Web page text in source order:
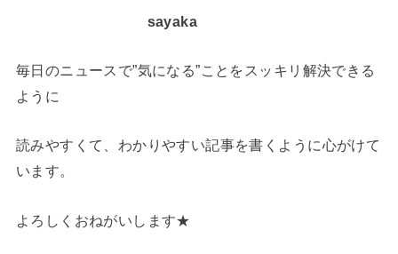
sayaka
毎日のニュースで”気になる”ことをスッキリ解決できる
ように
読みやすくて、わかりやすい記事を書くように心がけて
います。
よろしくおねがいします★